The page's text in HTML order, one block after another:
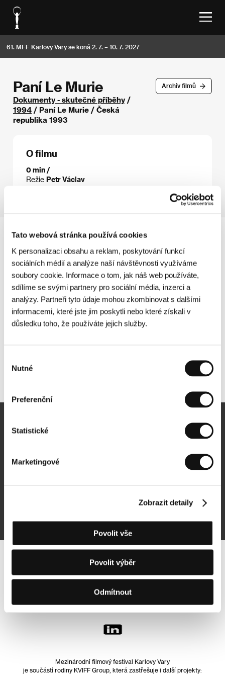
Tato webová stránka používá cookies
K personalizaci obsahu a reklam, poskytování funkcí
sociálních médií a analýze naší návštěvnosti využíváme
soubory cookie. Informace o tom, jak náš web používáte,
sdílíme se svými partnery pro sociální média, inzerci a
analýzy. Partneři tyto údaje mohou zkombinovat s dalšími
informacemi, které jste jim poskytli nebo které získali v
důsledku toho, že používáte jejich služby.
souhlasu
Nutné
Preferenční
Statistické
Marketingové
Zobrazit detaily
Povolit vše
Povolit výběr
Odmítnout
61. MFF Karlovy Vary se koná 2. 7. – 10. 7. 2027
Archív filmů
Paní Le Murie
Dokumenty - skutečné příběhy/
1994 / Paní Le Murie / Česká
republika 1993
O filmu
0 min /
Režie Petr Václav
Sledujte nás na síti:
Mezinárodní filmový festival Karlovy Vary
je součástí rodiny KVIFF Group, která zastřešuje i další projekty: